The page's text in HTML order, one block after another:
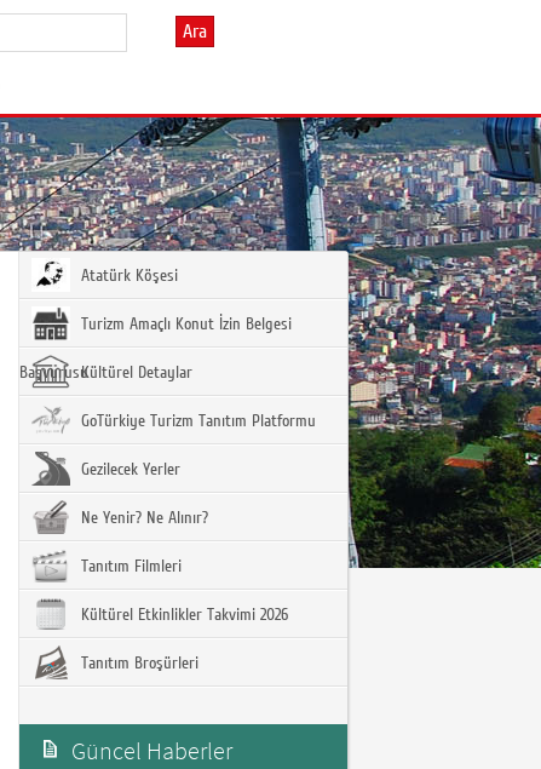
Ara
Atatürk Köşesi
Turizm Amaçlı Konut İzin Belgesi
BaşvurusuKültürel Detaylar
GoTürkiye Turizm Tanıtım Platformu
Gezilecek Yerler
Ne Yenir? Ne Alınır?
Tanıtım Filmleri
Kültürel Etkinlikler Takvimi 2026
Tanıtım Broşürleri
Güncel Haberler